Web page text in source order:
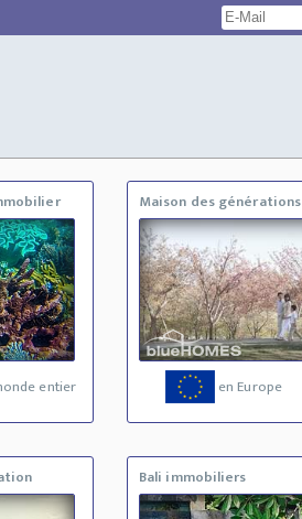
entier
Maison des générations
en Europe
Bali immobiliers